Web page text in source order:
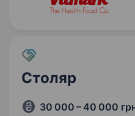
Столяр
30 000 – 40 000